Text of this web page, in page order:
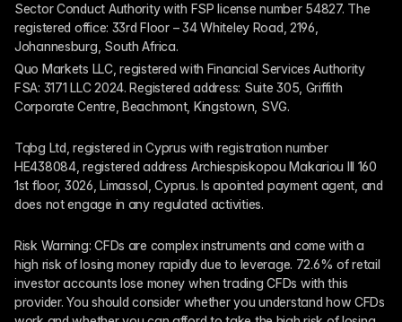
Sector Conduct Authority with FSP license number 54827. The
registered office: 33rd Floor – 34 Whiteley Road, 2196,
Johannesburg, South Africa.
Quo Markets LLC, registered with Financial Services Authority
FSA: 3171 LLC 2024. Registered address: Suite 305, Griffith
Corporate Centre, Beachmont, Kingstown, SVG.
Tqbg Ltd, registered in Cyprus with registration number
HE438084, registered address Archiespiskopou Makariou III 160
1st floor, 3026, Limassol, Cyprus. Is apointed payment agent, and
does not engage in any regulated activities.
Risk Warning: CFDs are complex instruments and come with a
high risk of losing money rapidly due to leverage. 72.6% of retail
investor accounts lose money when trading CFDs with this
provider. You should consider whether you understand how CFDs